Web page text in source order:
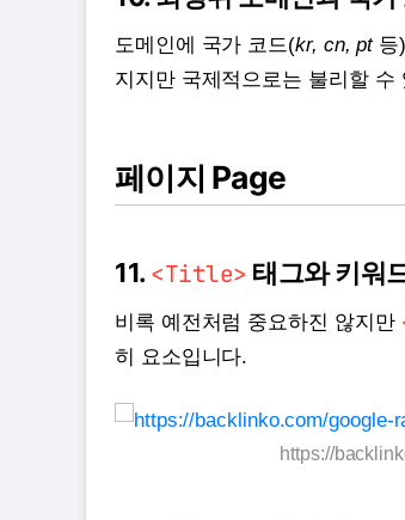
도메인에 국가 코드(kr, cn, pt등)
지지만 국제적으로는 불리할 수
페이지 Page
11. <Title> 태그와 키워
비록 예전처럼 중요하진 않지만
히 요소입니다.
https://